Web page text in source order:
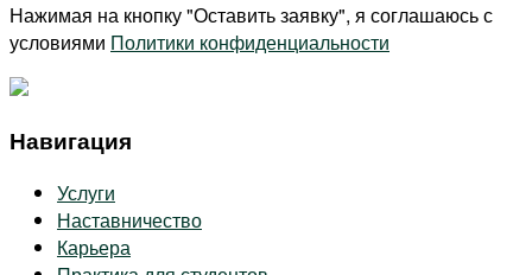
Нажимая на кнопку "Оставить заявку", я соглашаюсь с
условиями Политики конфиденциальности
Навигация
Услуги
Наставничество
Карьера